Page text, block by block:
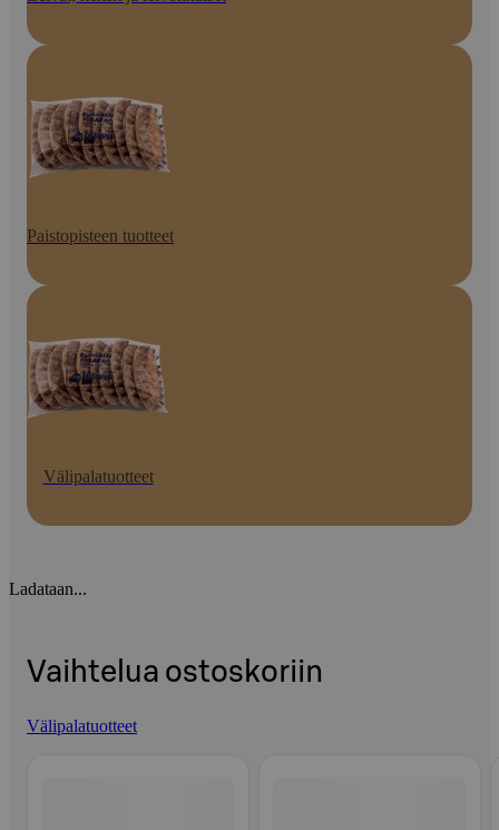
Paistopisteen tuotteet
Välipalatuotteet
Ladataan...
Vaihtelua ostoskoriin
Välipalatuotteet